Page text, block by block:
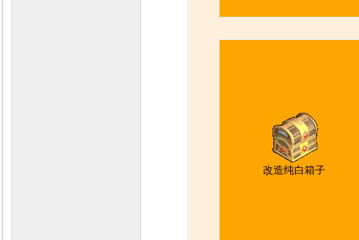
改造纯白箱子